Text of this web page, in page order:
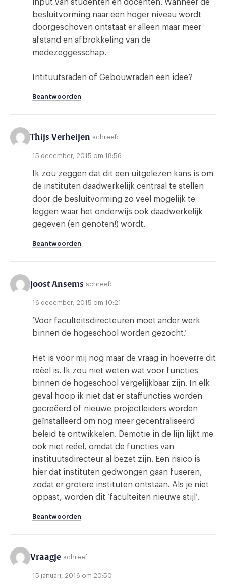
input van studenten en docenten. Wanneer de
besluitvorming naar een hoger niveau wordt
doorgeschoven ontstaat er alleen maar meer
afstand en afbrokkeling van de
medezeggesschap.
Intituutsraden of Gebouwraden een idee?
Beantwoorden
Thijs Verheijen schreef:
15 december, 2015 om 18:56
Ik zou zeggen dat dit een uitgelezen kans is om
de instituten daadwerkelijk centraal te stellen
door de besluitvorming zo veel mogelijk te
leggen waar het onderwijs ook daadwerkelijk
gegeven (en genoten!) wordt.
Beantwoorden
Joost Ansems schreef:
16 december, 2015 om 10:21
‘Voor faculteitsdirecteuren moet ander werk
binnen de hogeschool worden gezocht.’
Het is voor mij nog maar de vraag in hoeverre dit
reëel is. Ik zou niet weten wat voor functies
binnen de hogeschool vergelijkbaar zijn. In elk
geval hoop ik niet dat er staffuncties worden
gecreëerd of nieuwe projectleiders worden
geïnstalleerd om nog meer gecentraliseerd
beleid te ontwikkelen. Demotie in de lijn lijkt me
ook niet reëel, omdat de functies van
instituutsdirecteur al bezet zijn. Een risico is
hier dat instituten gedwongen gaan fuseren,
zodat er grotere instituten ontstaan. Als je niet
oppast, worden dit ‘faculteiten nieuwe stijl’.
Beantwoorden
Vraagje schreef:
15 januari, 2016 om 20:50